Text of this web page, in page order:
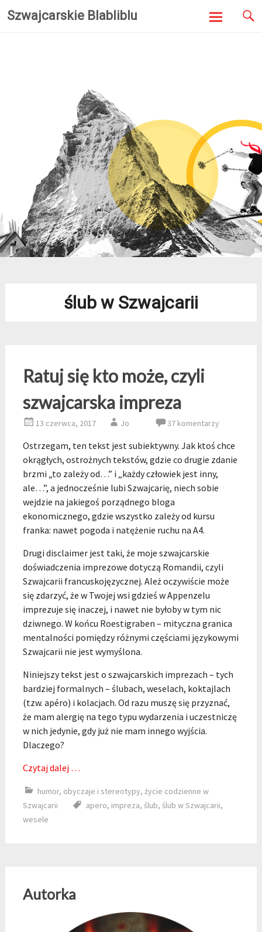
Szwajcarskie Blabliblu
ślub w Szwajcarii
Ratuj się kto może, czyli
szwajcarska impreza
13 czerwca, 2017 Jo 37 komentarzy
Ostrzegam, ten tekst jest subiektywny. Jak ktoś chce
okrągłych, ostrożnych tekstów, gdzie co drugie zdanie
brzmi „to zależy od…” i „każdy człowiek jest inny,
ale…”, a jednocześnie lubi Szwajcarię, niech sobie
wejdzie na jakiegoś porządnego bloga
ekonomicznego, gdzie wszystko zależy od kursu
franka: nawet pogoda i natężenie ruchu na A4.
Drugi disclaimer jest taki, że moje szwajcarskie
doświadczenia imprezowe dotyczą Romandii, czyli
Szwajcarii francuskojęzycznej. Ależ oczywiście może
się zdarzyć, że w Twojej wsi gdzieś w Appenzelu
imprezuje się inaczej, i nawet nie byłoby w tym nic
dziwnego. W końcu Roestigraben – mityczna granica
mentalności pomiędzy różnymi częściami językowymi
Szwajcarii nie jest wymyślona.
Niniejszy tekst jest o szwajcarskich imprezach – tych
bardziej formalnych – ślubach, weselach, koktajlach
(tzw. apéro) i kolacjach. Od razu muszę się przyznać,
że mam alergię na tego typu wydarzenia i uczestniczę
w nich jedynie, gdy już nie mam innego wyjścia.
Dlaczego?
Czytaj dalej …
humor, obyczaje i stereotypy, życie codzienne w
Szwajcarii
apero, impreza, ślub, ślub w Szwajcarii,
wesele
Autorka